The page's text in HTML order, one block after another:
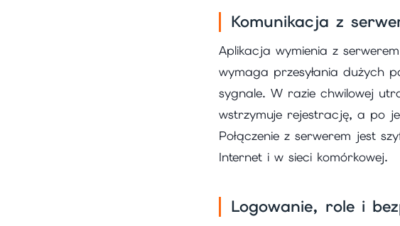
Komunikacja z
Aplikacja wymienia z
wymaga przesyłania dużych
sygnale. W razie chwilowej
wstrzymuje rejestrację, a po
Połączenie z serwerem jest
Internet i w sieci komórkowej.
Logowanie, role i